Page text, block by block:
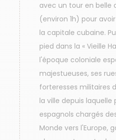
avec un tour en belle
(environ 1h) pour
la capitale cubaine.
pied dans la « Vieille
l'époque coloniale
majestueuses, ses
forteresses militaires
la ville depuis
espagnols chargés
Monde vers l'Europe,